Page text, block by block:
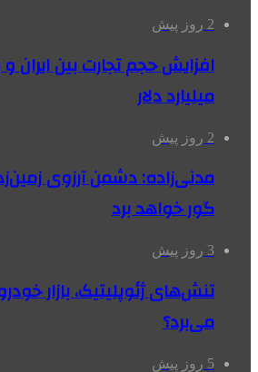
2 روز پیش
میلیارد دلار
2 روز پیش
مدنی‌زاده: دشمن آرزوی
گور خواهد برد
3 روز پیش
تنش‌های ژئوپلیتیک، بازار
می‌برد؟
5 روز پیش